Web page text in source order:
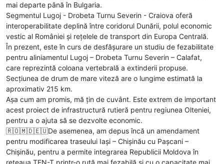
mai departe până în Bulgaria.
Segmentul Lugoj - Drobeta Turnu Severin - Craiova oferă
interoperabilitate deplină între coridorul Dunării, polul economic
vestic al României și rețelele de transport din Europa Centrală.
În prezent, este în curs de desfășurare un studiu de fezabilitate
pentru aliniamentul Lugoj – Drobeta Turnu Severin – Calafat,
care reprezintă coloana vertebrală a extinderii propuse.
Secțiunea de drum de mare viteză are o lungime estimată la
aproximativ 215 km.
Așa cum am promis, mă țin de cuvânt. Este extrem de important
acest proiect de infrastructură rutieră pentru regiunea Olteniei,
pentru a o ajuta să se dezvolte economic.
🇷🇴🇲🇩🇪🇺De asemenea, am depus încă un amendament
pentru modificarea traseului Iași – Chișinău cu Pașcani –
Chișinău, pentru a permite integrarea Republicii Moldova în
rețeaua TEN-T printr-o rută mai fezabilă și cu o capacitate mai